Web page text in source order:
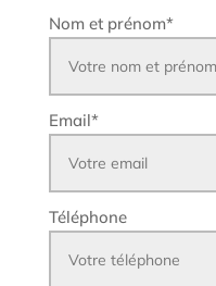
Nom et prénom*
Email*
Téléphone